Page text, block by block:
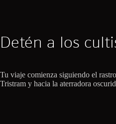
Detén a los
Tu viaje comienza siguiendo el
Tristram y hacia la aterradora